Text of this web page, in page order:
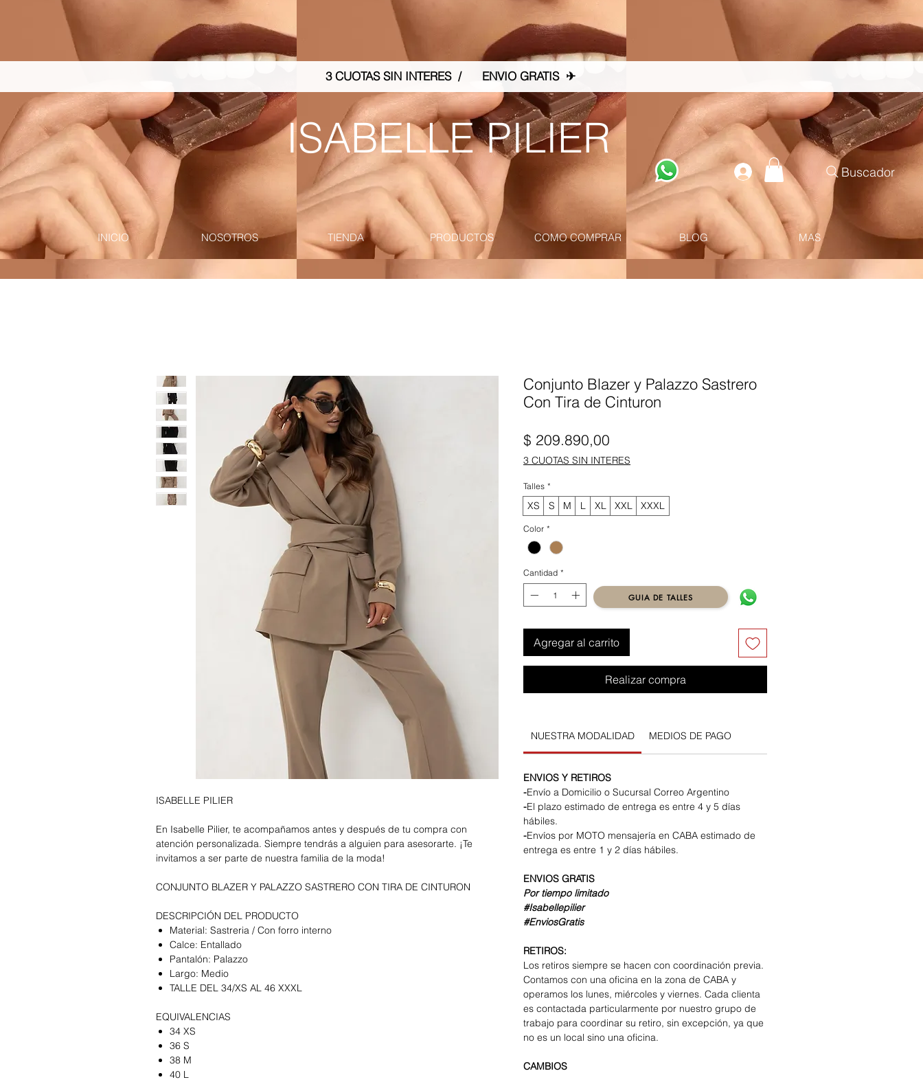
pinterest-site-verification=867dbab807973b9ac409c90f1d7cea8f
3 CUOTAS SIN INTERES / ENVIO GRATIS ✈
ISABELLE PILIER
Buscador
INICIO NOSOTROS TIENDA PRODUCTOS COMO COMPRAR BLOG MAS
ISABELLE PILIER
En Isabelle Pilier, te acompañamos antes y después de tu compra con
atención personalizada. Siempre tendrás a alguien para asesorarte. ¡Te
invitamos a ser parte de nuestra familia de la moda!
CONJUNTO BLAZER Y PALAZZO SASTRERO CON TIRA DE CINTURON
DESCRIPCIÓN DEL PRODUCTO
Material: Sastreria / Con forro interno
Calce: Entallado
Pantalón: Palazzo
Largo: Medio
TALLE DEL 34/XS AL 46 XXXL
EQUIVALENCIAS
34 XS
36 S
38 M
40 L
Conjunto Blazer y Palazzo Sastrero
Con Tira de Cinturon
$ 209.890,00
3 CUOTAS SIN INTERES
Talles *
XS S M L XL XXL XXXL
Color *
Cantidad *
Agregar al carrito
Realizar compra
NUESTRA MODALIDAD MEDIOS DE PAGO
ENVIOS Y RETIROS
-Envío a Domicilio o Sucursal Correo Argentino
-El plazo estimado de entrega es entre 4 y 5 días
hábiles.
-Envíos por MOTO mensajería en CABA estimado de
entrega es entre 1 y 2 días hábiles.
ENVIOS GRATIS
Por tiempo limitado
#Isabellepilier
#EnviosGratis
RETIROS:
Los retiros siempre se hacen con coordinación previa.
Contamos con una oficina en la zona de CABA y
operamos los lunes, miércoles y viernes. Cada clienta
es contactada particularmente por nuestro grupo de
trabajo para coordinar su retiro, sin excepción, ya que
no es un local sino una oficina.
CAMBIOS
GUIA DE TALLES